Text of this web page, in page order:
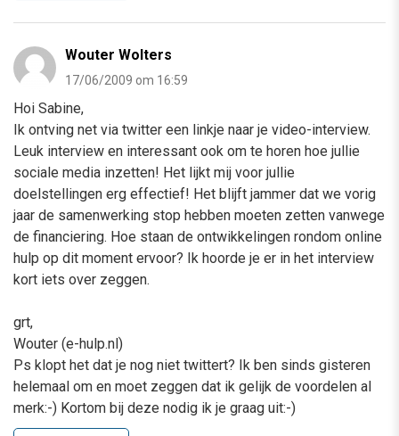
Wouter Wolters
17/06/2009 om 16:59
Hoi Sabine,
Ik ontving net via twitter een linkje naar je video-interview.
Leuk interview en interessant ook om te horen hoe jullie
sociale media inzetten! Het lijkt mij voor jullie
doelstellingen erg effectief! Het blijft jammer dat we vorig
jaar de samenwerking stop hebben moeten zetten vanwege
de financiering. Hoe staan de ontwikkelingen rondom online
hulp op dit moment ervoor? Ik hoorde je er in het interview
kort iets over zeggen.
grt,
Wouter (e-hulp.nl)
Ps klopt het dat je nog niet twittert? Ik ben sinds gisteren
helemaal om en moet zeggen dat ik gelijk de voordelen al
merk:-) Kortom bij deze nodig ik je graag uit:-)